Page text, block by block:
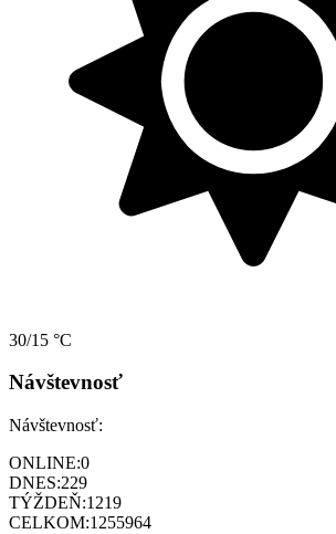
30/15 °C
Návštevnosť
Návštevnosť:
ONLINE:0
DNES:229
TÝŽDEŇ:1219
CELKOM:1255964